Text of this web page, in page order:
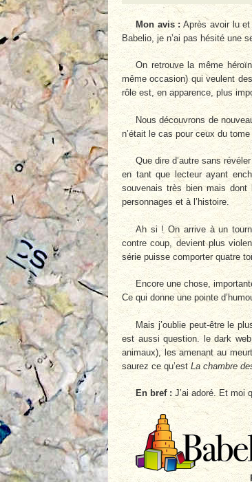
Mon avis : Après avoir lu
Babelio, je n’ai pas hésité une
On retrouve la même
même occasion) qui veulent
rôle est, en apparence, plus
Nous découvrons de
n’était le cas pour ceux du
Que dire d’autre sans
en tant que lecteur ayant
souvenais très bien mais dont
personnages et à l’histoire.
Ah si ! On arrive à un
contre coup, devient plus
série puisse comporter quatre
Encore une chose,
Ce qui donne une pointe
Mais j’oublie peut-être le
est aussi question. le dark
animaux), les amenant au
saurez ce qu’estLa chambre
En bref : J’ai adoré. Et moi